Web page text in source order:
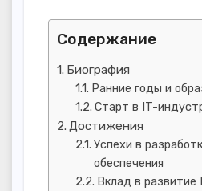
Содержание
Биография
Ранние годы и
Старт в IT-
Достижения
Успехи в
обеспечения
Вклад в развитие